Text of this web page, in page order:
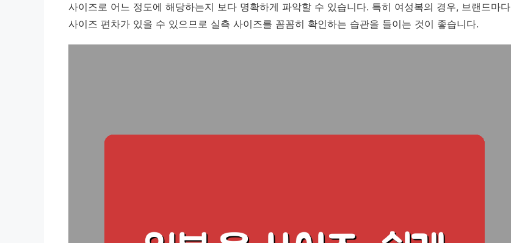
사이즈로 어느 정도에 해당하는지 보다 명확하게 파악할 수 있습니다. 특히 여성복의 경우, 브랜드마다
사이즈 편차가 있을 수 있으므로 실측 사이즈를 꼼꼼히 확인하는 습관을 들이는 것이 좋습니다.